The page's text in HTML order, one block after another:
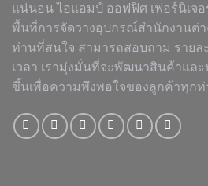
แน่นอน ไอแอมป์ ออฟฟิศ เฟอร์นิเจอ
พื้นที่การจัดวางอุปกรณ์สำนักงานต่า
ท่านที่สนใจ สามารถสอบถาม รายล
เวลา เรามุ่งมั่นที่จะพัฒนาสินค้าและ
ขึ้นเพื่อความพึงพอใจของลูกค้าทุกท่